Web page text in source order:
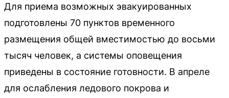
Для приема возможных эвакуированных
подготовлены 70 пунктов временного
размещения общей вместимостью до восьми
тысяч человек, а системы оповещения
приведены в состояние готовности. В апреле
для ослабления ледового покрова и